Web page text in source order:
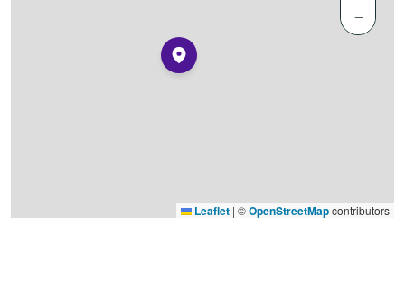
−
Leaflet | ©OpenStreetMapcontributors